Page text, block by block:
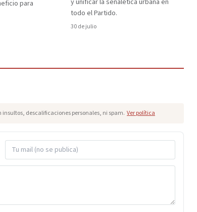
para
y unificar la señalética urbana en
todo el Partido.
30 de julio
insultos, descalificaciones personales, ni spam. Ver política